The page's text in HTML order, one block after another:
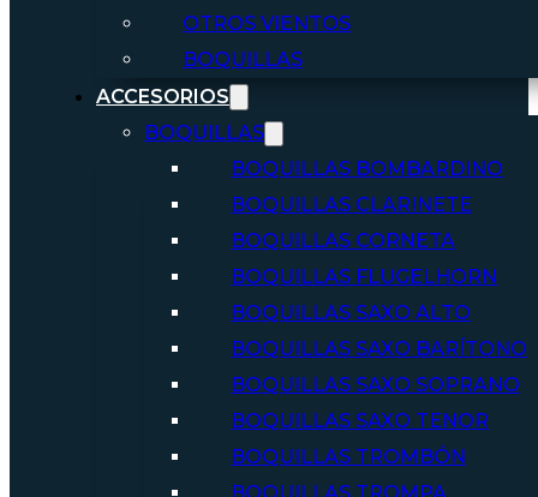
OTROS VIENTOS
BOQUILLAS
ACCESORIOS
BOQUILLAS
BOQUILLAS BOMBARDINO
BOQUILLAS CLARINETE
BOQUILLAS CORNETA
BOQUILLAS FLUGELHORN
BOQUILLAS SAXO ALTO
BOQUILLAS SAXO BARÍTONO
BOQUILLAS SAXO SOPRANO
BOQUILLAS SAXO TENOR
BOQUILLAS TROMBÓN